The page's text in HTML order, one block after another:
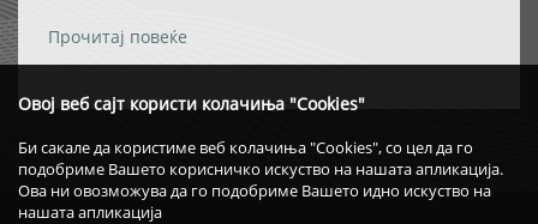
Овој веб сајт користи колачиња "Cookies"
Би сакале да користиме веб колачиња "Cookies", со цел да го
подобриме Вашето корисничко искуство на нашата апликација.
Ова ни овозможува да го подобриме Вашето идно искуство на
нашата апликација
академско признание – титулата „Doctor Honoris
Causa“ – да му биде доделена на Реис-ул-улема Хаџи
Прочитај повеќе